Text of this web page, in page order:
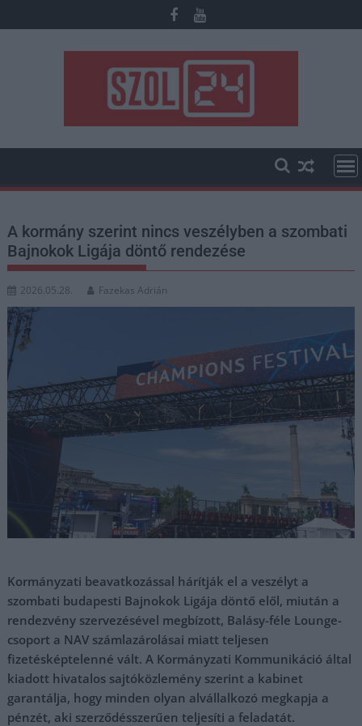
to
A kormány szerint nincs veszélyben a szombati
Bajnokok Ligája döntő rendezése
2026.05.28. Fazekas Adrián
Kormányzati beavatkozással hárítják el a veszélyt a
szombati budapesti Bajnokok Ligája döntő elől, miután a
rendezvény szervezésével megbízott, Balásy-féle Lounge-
csoport a NAV számlazárolásai miatt teljesen
fizetésképtelenné vált. A Kormányzati Kommunikáció által
kiadott hivatalos sajtóközlemény szerint a kabinet
garantálja, hogy minden olyan alvállalkozó megkapja a
pénzét, aki szerződésszerűen teljesíti a feladatát.